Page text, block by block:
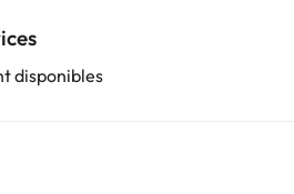
disponibles